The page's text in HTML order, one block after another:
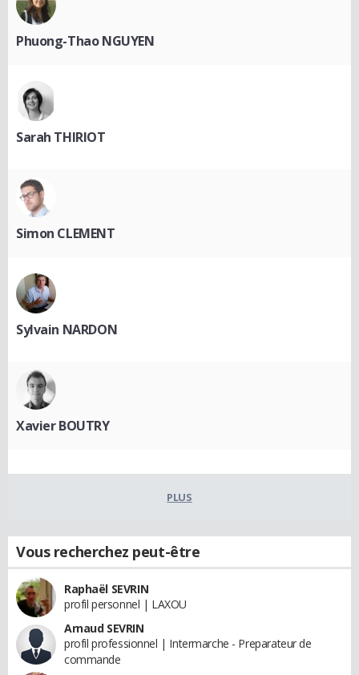
Phuong-Thao NGUYEN
Sarah THIRIOT
Simon CLEMENT
Sylvain NARDON
Xavier BOUTRY
PLUS
Vous recherchez peut-être
Raphaël SEVRIN
profil personnel | LAXOU
Arnaud SEVRIN
profil professionnel | Intermarche - Preparateur de
commande